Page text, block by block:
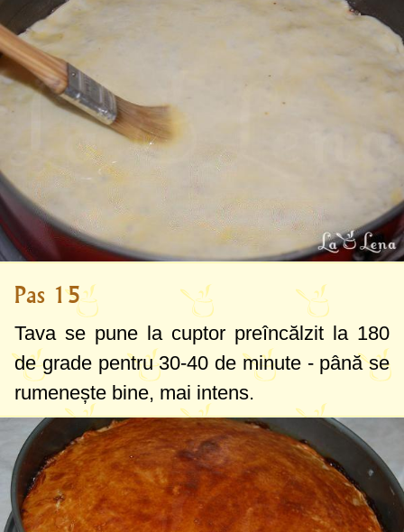
Pas 15
Tava se pune la cuptor preîncălzit la 180
de gradepentru 30-40 de minute - până se
rumenește bine, mai intens.